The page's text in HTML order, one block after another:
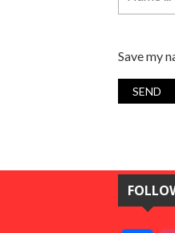
Save my